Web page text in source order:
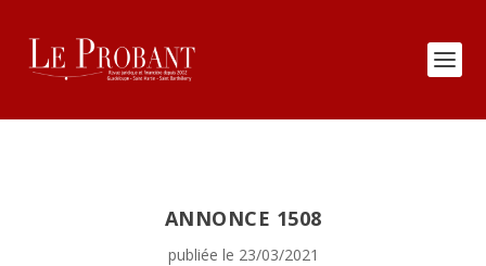
ANNONCE 1508
publiée le 23/03/2021